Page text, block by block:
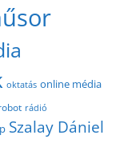
oktatás online média
rádió
Szalay Dániel